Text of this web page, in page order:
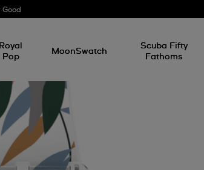
Royal
Pop
MoonSwatch
Scuba Fifty
Fathoms